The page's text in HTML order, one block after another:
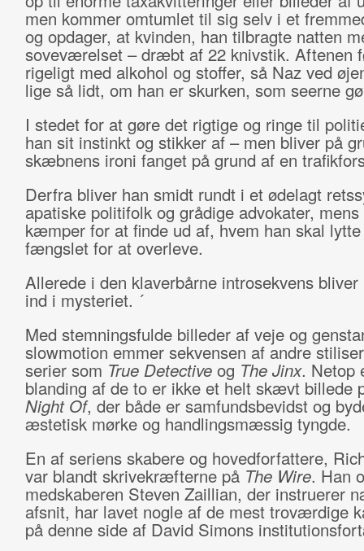
men kommer omtumlet til sig selv i et
og opdager, at kvinden, han tilbragte natten
soveværelset – dræbt af 22 knivstik. Aftenen
rigeligt med alkohol og stoffer, så Naz ved
lige så lidt, om han er skurken, som seerne
I stedet for at gøre det rigtige og ringe til
han sit instinkt og stikker af – men bliver på
skæbnens ironi fanget på grund af en
Derfra bliver han smidt rundt i et ødelagt
apatiske politifolk og grådige advokater, mens
kæmper for at finde ud af, hvem han skal
fængslet for at overleve.
Allerede i den klaverbårne introsekvens bliver
ind i mysteriet. ´
Med stemningsfulde billeder af veje og
slowmotion emmer sekvensen af andre
serier som True Detective og The Jinx. Netop
blanding af de to er ikke et helt skævt billede
Night Of, der både er samfundsbevidst og
æstetisk mørke og handlingsmæssig tyngde.
En af seriens skabere og hovedforfattere,
var blandt skrivekræfterne på The Wire. Han
medskaberen Steven Zaillian, der instruerer
afsnit, har lavet nogle af de mest troværdige
på denne side af David Simons